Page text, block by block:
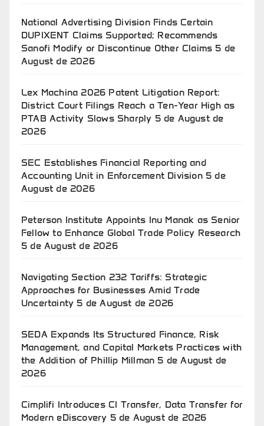
National Advertising Division Finds Certain
DUPIXENT Claims Supported; Recommends
Sanofi Modify or Discontinue Other Claims 5 de
August de 2026
Lex Machina 2026 Patent Litigation Report:
District Court Filings Reach a Ten-Year High as
PTAB Activity Slows Sharply 5 de August de
2026
SEC Establishes Financial Reporting and
Accounting Unit in Enforcement Division 5 de
August de 2026
Peterson Institute Appoints Inu Manak as Senior
Fellow to Enhance Global Trade Policy Research
5 de August de 2026
Navigating Section 232 Tariffs: Strategic
Approaches for Businesses Amid Trade
Uncertainty 5 de August de 2026
SEDA Expands Its Structured Finance, Risk
Management, and Capital Markets Practices with
the Addition of Phillip Millman 5 de August de
2026
Cimplifi Introduces CI Transfer, Data Transfer for
Modern eDiscovery 5 de August de 2026